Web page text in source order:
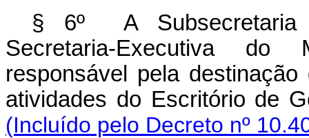
§ 6º A Subsecretaria
Secretaria-Executiva
responsável pela
atividades do Escritório de
(Incluído pelo Decreto nº